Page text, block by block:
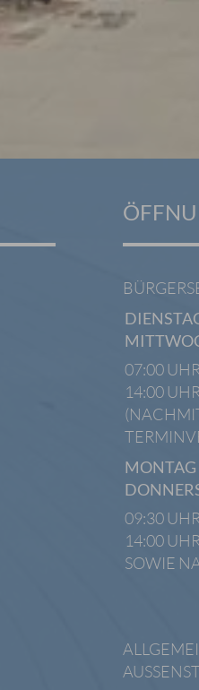
07:00
14:00
MONTAG
09:30
14:00
SOWIE